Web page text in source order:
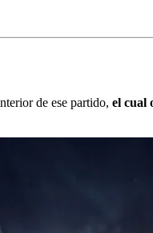
de ese partido, el cual